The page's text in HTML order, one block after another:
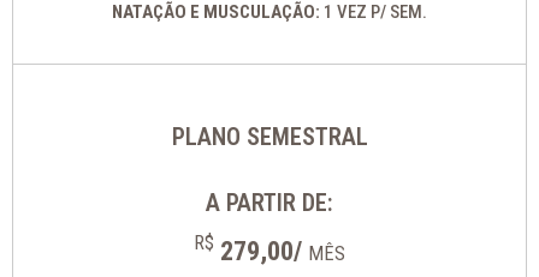
NATAÇÃO E MUSCULAÇÃO: 1 VEZ P/ SEM.
PLANO SEMESTRAL
A PARTIR DE:
R$ 279,00/ MÊS